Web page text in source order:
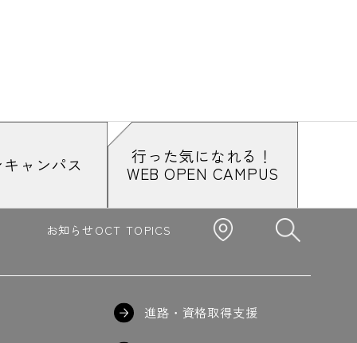
ャンパス 行った気になれる！
WEB OPEN CAMPUS
お知らせOCT TOPICS
進路・資格取得支援